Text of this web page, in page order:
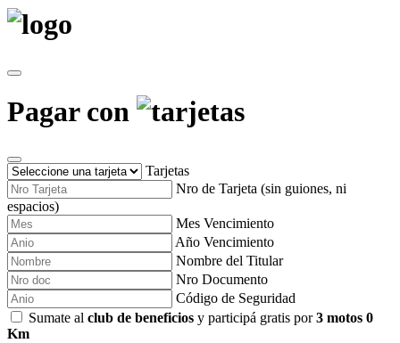
Pagar con
Tarjetas
Nro de Tarjeta (sin guiones, ni
espacios)
Mes Vencimiento
Año Vencimiento
Nombre del Titular
Nro Documento
Código de Seguridad
Sumate al club de beneficios y participá gratis por3 motos 0
Km